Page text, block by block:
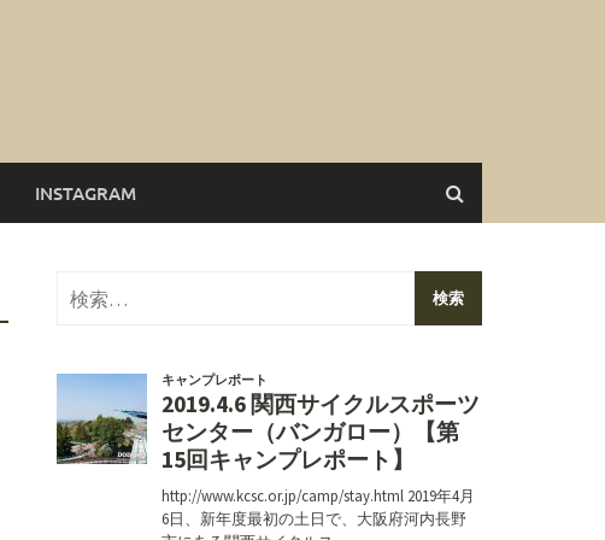
INSTAGRAM
検
索: